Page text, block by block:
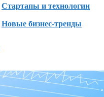
Стартапы и технологии
Новые бизнес-тренды